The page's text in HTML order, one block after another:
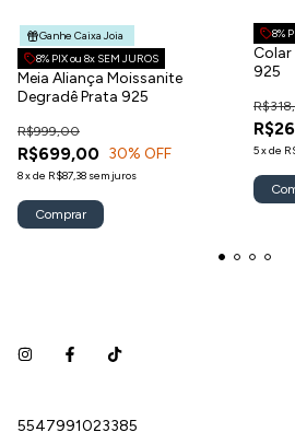
Ganhe Caixa Joia
8% PIX ou 8x SEM JUROS
Meia Aliança Moissanite
Degradê Prata 925
R$699,00
R$999,00
30% OFF
8xde R$87,38 sem juros
Comprar
8%
Colar
925
5xde
5547991023385